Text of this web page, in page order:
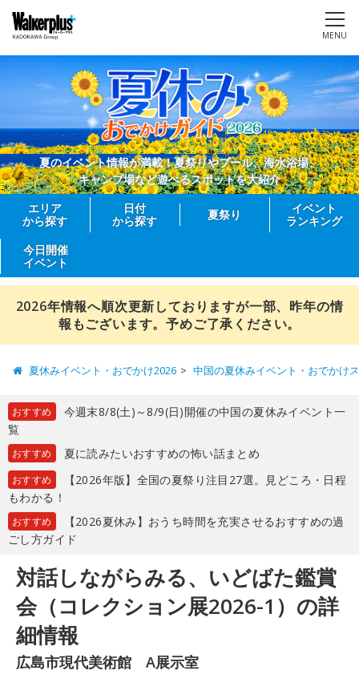
MENU
夏のイベント情報が満載！夏祭りやプール、海水浴場、
キャンプ場など遊べるスポットを大紹介
エリア
から探す
日付
から探す
夏祭り
イベント
ランキング
今日開催
イベント
2026年情報へ順次更新しておりますが一部、昨年の情
報もございます。予めご了承ください。
夏休みイベント・おでかけ2026 中国の夏休みイベント・おでかけ
おすすめ
今週末8/8(土)～8/9(日)開催の中国の夏休みイベント一
覧
おすすめ 夏に読みたいおすすめの怖い話まとめ
おすすめ
【2026年版】全国の夏祭り注目27選。見どころ・日程
もわかる！
おすすめ
【2026夏休み】おうち時間を充実させるおすすめの過
ごし方ガイド
対話しながらみる、いどばた鑑賞
会（コレクション展2026-1）の詳
細情報
広島市現代美術館 A展示室